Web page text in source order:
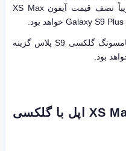
با تمام ویژگی های عالی خودش تقریباً نصف قیمت آیفون XS Max
طبیعتاً از نظر قیمت گوشی سامسونگ گلکسی S9 پلاس گزینه
جدول مقایسه آیفون XS Max اپل با گلکسی